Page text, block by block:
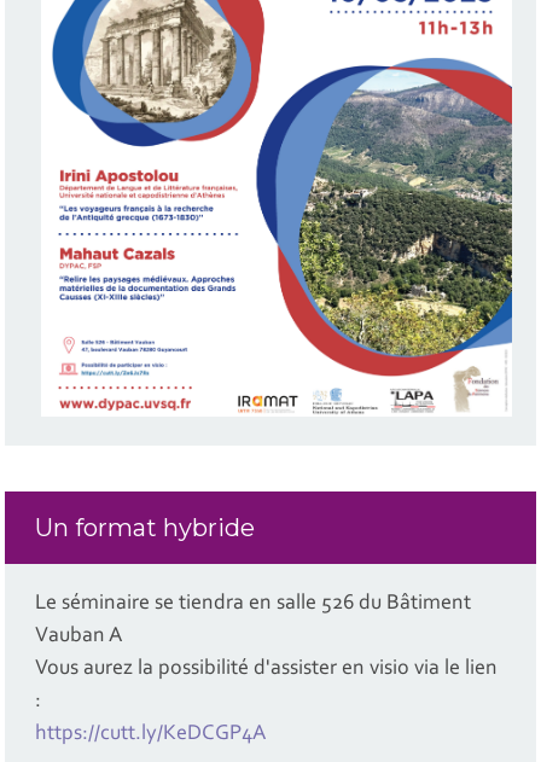
Un format hybride
Le séminaire se tiendra en salle 526 du Bâtiment
Vauban A
Vous aurez la possibilité d'assister en visio via le lien
:
https://cutt.ly/KeDCGP4A